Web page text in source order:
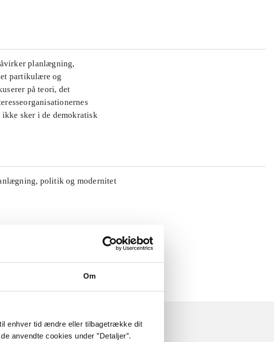
Om
enhver tid ændre eller tilbagetrække dit
anvendte cookies under ”Detaljer”.
planlægning,
partikulære og
på teori, det
sker i de demokratisk
politik og modernitet